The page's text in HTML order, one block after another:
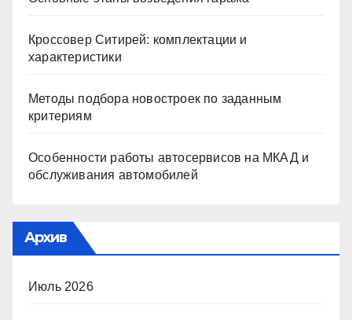
Кроссовер Ситирей: комплектации и
характеристики
Методы подбора новостроек по заданным
критериям
Особенности работы автосервисов на МКАД и
обслуживания автомобилей
Архив
Июль 2026